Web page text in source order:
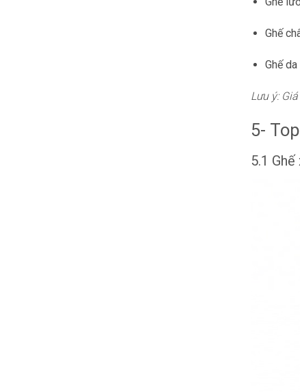
Ghế
Ghế da
Lưu ý:
5-
5.1